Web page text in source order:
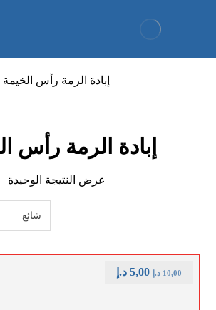
إبادة الرمة رأس الخيمة
إبادة الرمة رأس
عرض النتيجة الوحيدة
10,00 د.إ 5,00 د.إ